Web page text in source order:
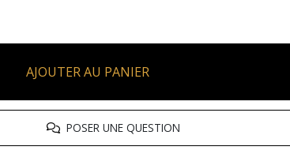
AJOUTER AU PANIER
POSER UNE QUESTION